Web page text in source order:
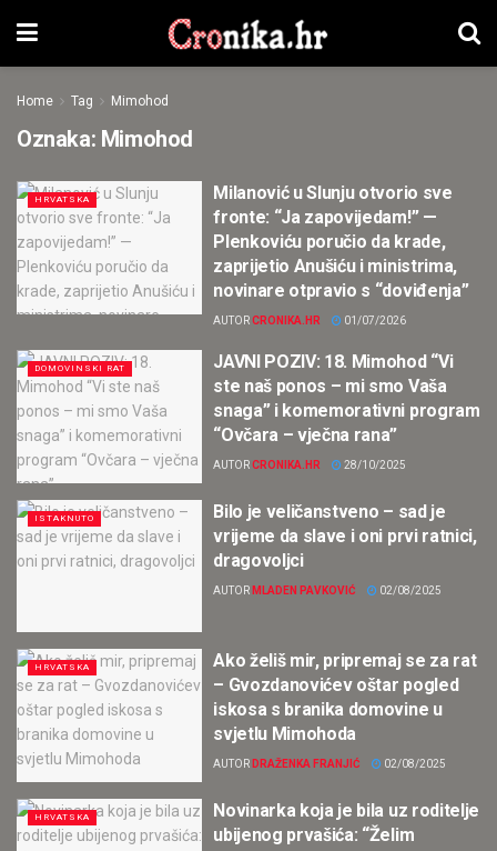
Home Tag Mimohod
Oznaka: Mimohod
HRVATSKA
Milanović u Slunju otvorio sve
fronte: “Ja zapovijedam!” —
Plenkoviću poručio da krade,
zaprijetio Anušiću i ministrima,
novinare otpravio s “doviđenja”
AUTORCRONIKA.HR 01/07/2026
DOMOVINSKI RAT
JAVNI POZIV: 18. Mimohod “Vi
ste naš ponos – mi smo Vaša
snaga” i komemorativni program
“Ovčara – vječna rana”
AUTORCRONIKA.HR 28/10/2025
ISTAKNUTO
Bilo je veličanstveno – sad je
vrijeme da slave i oni prvi ratnici,
dragovoljci
AUTOR MLADEN PAVKOVIĆ 02/08/2025
HRVATSKA
Ako želiš mir, pripremaj se za rat
– Gvozdanovićev oštar pogled
iskosa s branika domovine u
svjetlu Mimohoda
AUTOR DRAŽENKA FRANJIĆ 02/08/2025
HRVATSKA
Novinarka koja je bila uz roditelje
ubijenog prvašića: “Želim